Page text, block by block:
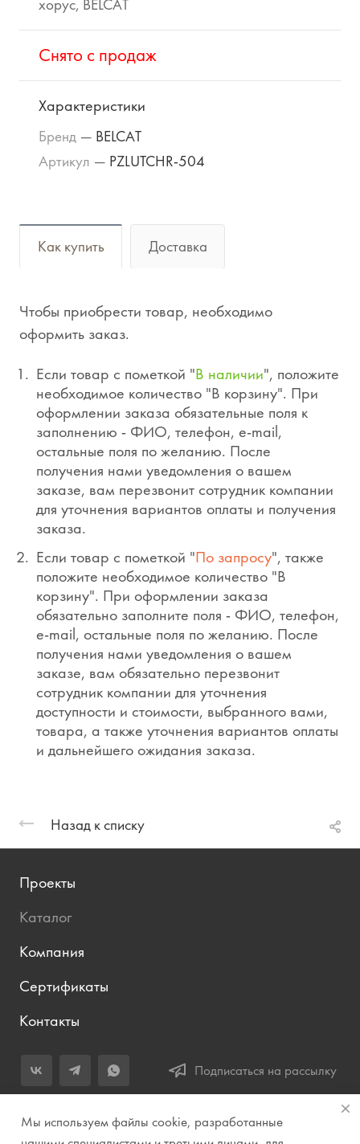
хорус, BELCAT
Cнято с продаж
Характеристики
Бренд — BELCAT
Артикул — PZLUTCHR-504
Как купить Доставка
Чтобы приобрести товар, необходимо
оформить заказ.
Если товар с пометкой "В наличии", положите
необходимое количество "В корзину". При
оформлении заказа обязательные поля к
заполнению - ФИО, телефон, e-mail,
остальные поля по желанию. После
получения нами уведомления о вашем
заказе, вам перезвонит сотрудник компании
для уточнения вариантов оплаты и получения
заказа.
Если товар с пометкой "По запросу", также
положите необходимое количество "В
корзину". При оформлении заказа
обязательно заполните поля - ФИО, телефон,
e-mail, остальные поля по желанию. После
получения нами уведомления о вашем
заказе, вам обязательно перезвонит
сотрудник компании для уточнения
доступности и стоимости, выбранного вами,
товара, а также уточнения вариантов оплаты
и дальнейшего ожидания заказа.
Назад к списку
Проекты
Каталог
Компания
Сертификаты
Контакты
Подписаться на рассылку
+7 (343) 283-04-11
Заказать звонок
Мы используем файлы cookie, разработанные